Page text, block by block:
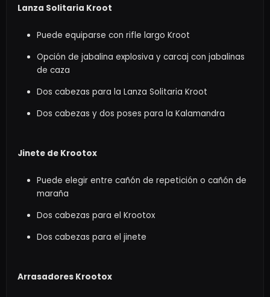
Lanza Solitaria Kroot
Puede equiparse con rifle largo Kroot
Opción de jabalina explosiva y carcaj con jabalinas
de caza
Dos cabezas para la Lanza Solitaria Kroot
Dos cabezas y dos poses para la Kalamandra
Jinete de Krootox
Puede elegir entre cañón de repetición o cañón de
maraña
Dos cabezas para el Krootox
Dos cabezas para el jinete
Arrasadores Krootox